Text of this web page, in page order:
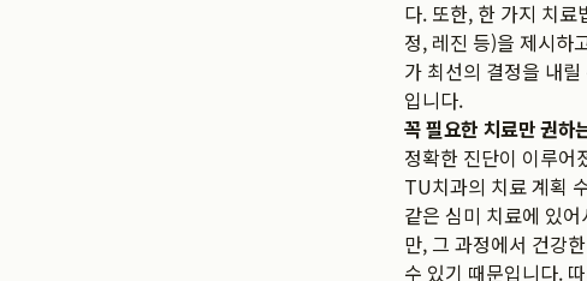
다. 또한, 한 가지 치
정, 레진 등)을 제시하
가 최선의 결정을 내
입니다.
꼭 필요한 치료만 권하
정확한 진단이 이루어
TU치과의 치료 계획
같은 심미 치료에 있
만, 그 과정에서 건강
수 있기 때문입니다.